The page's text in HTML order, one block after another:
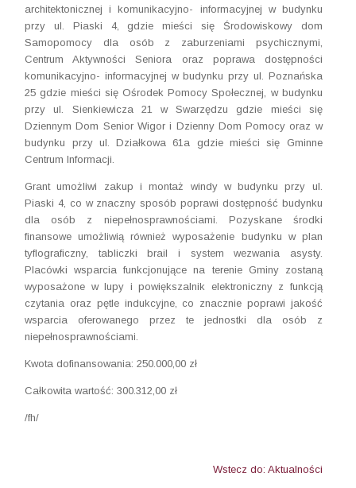
architektonicznej i komunikacyjno- informacyjnej w budynku
przy ul. Piaski 4, gdzie mieści się Środowiskowy dom
Samopomocy dla osób z zaburzeniami psychicznymi,
Centrum Aktywności Seniora oraz poprawa dostępności
komunikacyjno- informacyjnej w budynku przy ul. Poznańska
25 gdzie mieści się Ośrodek Pomocy Społecznej, w budynku
przy ul. Sienkiewicza 21 w Swarzędzu gdzie mieści się
Dziennym Dom Senior Wigor i Dzienny Dom Pomocy oraz w
budynku przy ul. Działkowa 61a gdzie mieści się Gminne
Centrum Informacji.
Grant umożliwi zakup i montaż windy w budynku przy ul.
Piaski 4, co w znaczny sposób poprawi dostępność budynku
dla osób z niepełnosprawnościami. Pozyskane środki
finansowe umożliwią również wyposażenie budynku w plan
tyflograficzny, tabliczki brail i system wezwania asysty.
Placówki wsparcia funkcjonujące na terenie Gminy zostaną
wyposażone w lupy i powiększalnik elektroniczny z funkcją
czytania oraz pętle indukcyjne, co znacznie poprawi jakość
wsparcia oferowanego przez te jednostki dla osób z
niepełnosprawnościami.
Kwota dofinansowania: 250.000,00 zł
Całkowita wartość: 300.312,00 zł
/fh/
Wstecz do: Aktualności